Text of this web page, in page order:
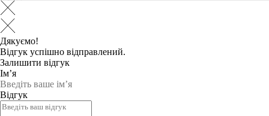
Дякуємо!
Відгук успішно відправлений.
Залишити відгук
Ім’я
Відгук